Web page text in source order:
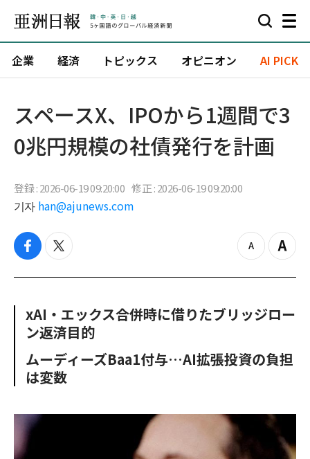
企業 経済 トピックス オピニオン AI PICK
スペースX、IPOから1週間で3
0兆円規模の社債発行を計画
登録 : 2026-06-19 09:20:00 修正 : 2026-06-19 09:20:00
기자 han@ajunews.com
f
c
o
o
t
i
e
r
z
o
u
Z
o
n
xAI・エックス合併時に借りたブリッジロー
ン返済目的
ムーディーズBaa1付与…AI拡張投資の負担
は変数